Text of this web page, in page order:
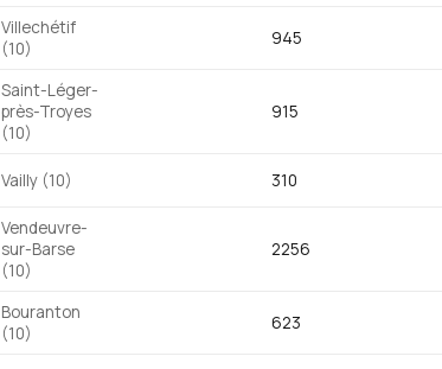
Villechétif
(10)
945
Saint-Léger-
près-Troyes
(10)
915
Vailly (10) 310
Vendeuvre-
sur-Barse
(10)
2256
Bouranton
(10)
623